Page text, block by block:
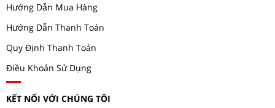
Hướng Dẫn Mua Hàng
Hướng Dẫn Thanh Toán
Quy Định Thanh Toán
Điều Khoản Sử Dụng
KẾT NỐI VỚI CHÚNG TÔI